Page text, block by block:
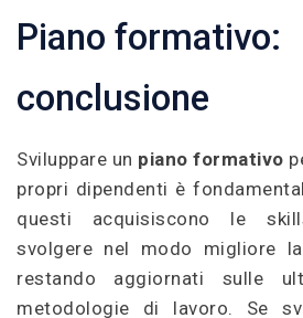
Piano formativo:
conclusione
Sviluppare un piano formativo
propri dipendenti è
questi acquisiscono le
svolgere nel modo migliore
restando aggiornati sulle
metodologie di lavoro. Se